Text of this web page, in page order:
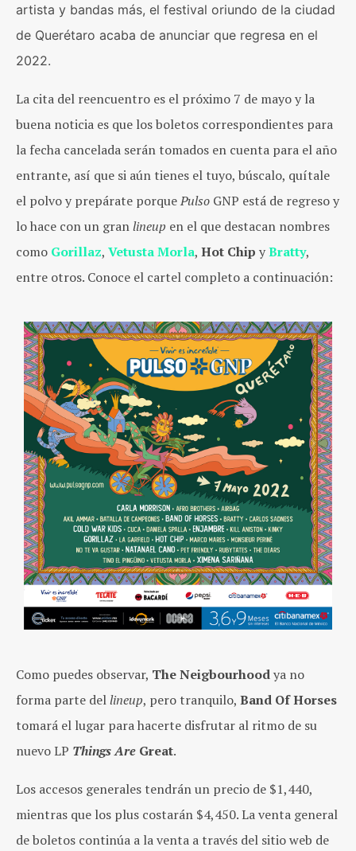
artista y bandas más, el festival oriundo de la ciudad
de Querétaro acaba de anunciar que regresa en el
2022.
La cita del reencuentro es el próximo 7 de mayo y la
buena noticia es que los boletos correspondientes para
la fecha cancelada serán tomados en cuenta para el año
entrante, así que si aún tienes el tuyo, búscalo, quítale
el polvo y prepárate porquePulso GNP está de regreso y
lo hace con un granlineup en el que destacan nombres
como Gorillaz, Vetusta Morla, Hot Chip yBratty,
entre otros. Conoce el cartel completo a continuación:
Como puedes observar, The Neigbourhoodya no
forma parte dellineup, pero tranquilo, Band Of Horses
tomará el lugar para hacerte disfrutar al ritmo de su
nuevo LP Things Are Great.
Los accesos generales tendrán un precio de $1,440,
mientras que los plus costarán $4,450. La venta general
de boletos continúa a la venta a través del sitio web de